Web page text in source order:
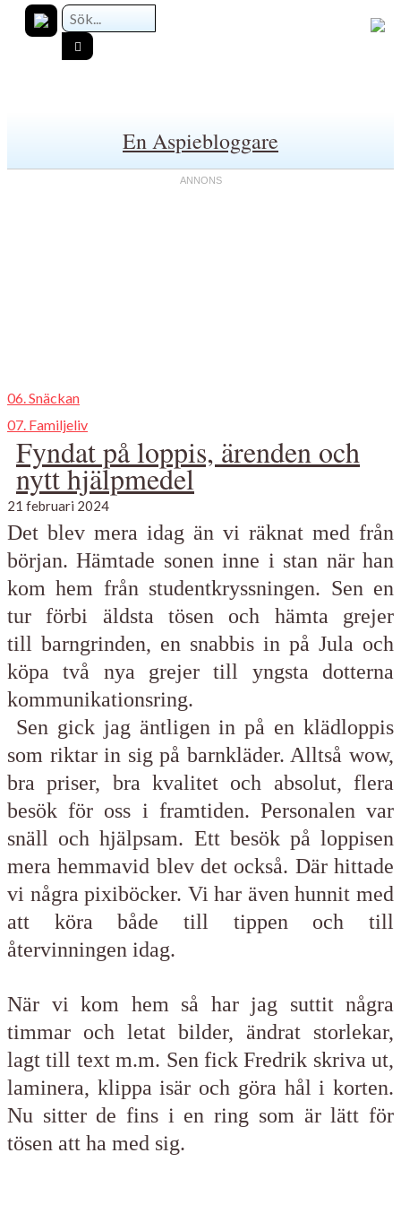
En Aspiebloggare
06. Snäckan
07. Familjeliv
Fyndat på loppis, ärenden och
nytt hjälpmedel
21 februari 2024
Det blev mera idag än vi räknat med från
början. Hämtade sonen inne i stan när han
kom hem från studentkryssningen. Sen en
tur förbi äldsta tösen och hämta grejer
till barngrinden, en snabbis in på Jula och
köpa två nya grejer till yngsta dotterna
kommunikationsring.
Sen gick jag äntligen in på en klädloppis
som riktar in sig på barnkläder. Alltså wow,
bra priser, bra kvalitet och absolut, flera
besök för oss i framtiden. Personalen var
snäll och hjälpsam. Ett besök på loppisen
mera hemmavid blev det också. Där hittade
vi några pixiböcker. Vi har även hunnit med
att köra både till tippen och till
återvinningen idag.
När vi kom hem så har jag suttit några
timmar och letat bilder, ändrat storlekar,
lagt till text m.m. Sen fick Fredrik skriva ut,
laminera, klippa isär och göra hål i korten.
Nu sitter de fins i en ring som är lätt för
tösen att ha med sig.